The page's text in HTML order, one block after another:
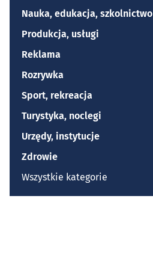
Nauka, edukacja, szkolnictwo
Produkcja, usługi
Reklama
Rozrywka
Sport, rekreacja
Turystyka, noclegi
Urzędy, instytucje
Zdrowie
Wszystkie kategorie